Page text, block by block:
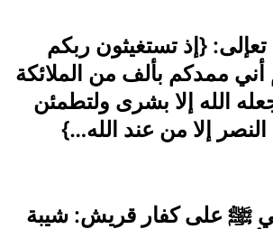
{إذ تستغيثون ربكم
ممدكم بألف من الملائكة
الله إلا بشرى ولتطمئن
النصر إلا من عند الله…}
ﷺ على كفار قريش: شيبة